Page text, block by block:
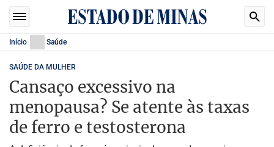
Início Saúde
SAÚDE DA MULHER
Cansaço excessivo na
menopausa? Se atente às taxas
de ferro e testosterona